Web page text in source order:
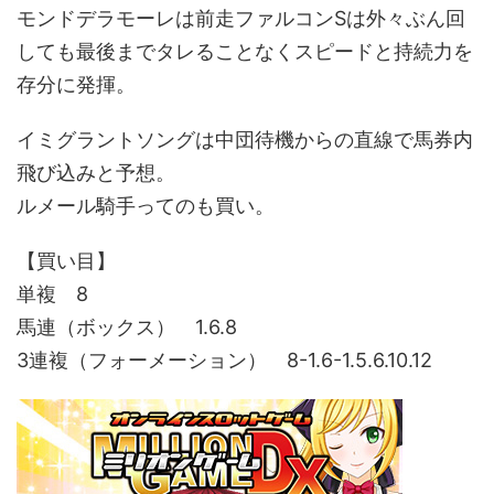
モンドデラモーレは前走ファルコンSは外々ぶん回
しても最後までタレることなくスピードと持続力を
存分に発揮。
イミグラントソングは中団待機からの直線で馬券内
飛び込みと予想。
ルメール騎手ってのも買い。
【買い目】
単複 8
馬連（ボックス） 1.6.8
3連複（フォーメーション） 8-1.6-1.5.6.10.12